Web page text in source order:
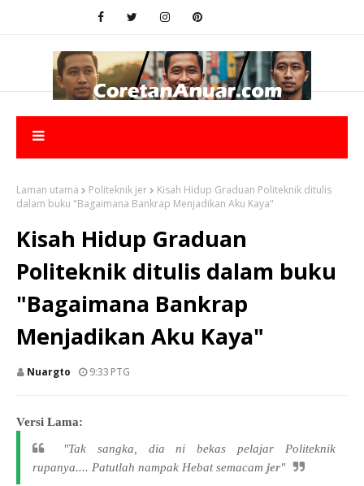
Laman utama Politeknik jer
Kisah Hidup Graduan Politeknik ditulis
dalam buku "Bagaimana Bankrap Menjadikan Aku Kaya"
Kisah Hidup Graduan
Politeknik ditulis dalam buku
"Bagaimana Bankrap
Menjadikan Aku Kaya"
Nuargto 9:33 PTG
Versi Lama:
"Tak sangka, dia ni bekas pelajar Politeknik
rupanya.... Patutlah nampak Hebat semacam jer"